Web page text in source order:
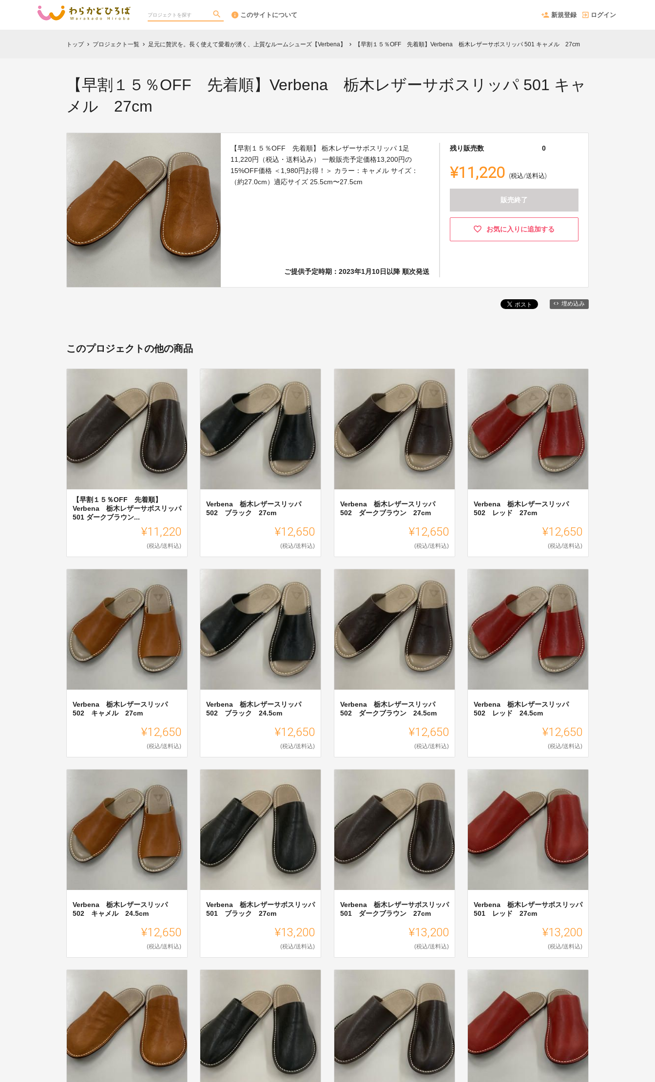
このサイトについて 新規登録 ログイン
トップ chevron_right プロジェクト一覧 chevron_right 足元に贅沢を。長く使えて愛着が湧く、上質なルームシューズ【Verbena】 chevron_right 【早割１５％OFF 先着順】Verbena 栃木レザーサボスリッパ 501 キャメル 27cm
【早割１５％OFF 先着順】Verbena 栃木レザーサボスリッパ 501 キャ
メル 27cm
【早割１５％OFF 先着順】 栃木レザーサボスリッパ 1足
11,220円（税込・送料込み） 一般販売予定価格13,200円の
15%OFF価格 ＜1,980円お得！＞ カラー：キャメル サイズ：
（約27.0cm）適応サイズ 25.5cm〜27.5cm
ご提供予定時期：2023年1月10日以降 順次発送
残り販売数 0
¥11,220 (税込/送料込)
販売終了
お気に入りに追加する
埋め込み
このプロジェクトの他の商品
【早割１５％OFF 先着順】
Verbena 栃木レザーサボスリッパ
501 ダークブラウン...
¥11,220
(税込/送料込)
Verbena 栃木レザースリッパ
502 ブラック 27cm
¥12,650
(税込/送料込)
Verbena 栃木レザースリッパ
502 ダークブラウン 27cm
¥12,650
(税込/送料込)
Verbena 栃木レザースリッパ
502 レッド 27cm
¥12,650
(税込/送料込)
Verbena 栃木レザースリッパ
502 キャメル 27cm
¥12,650
(税込/送料込)
Verbena 栃木レザースリッパ
502 ブラック 24.5cm
¥12,650
(税込/送料込)
Verbena 栃木レザースリッパ
502 ダークブラウン 24.5cm
¥12,650
(税込/送料込)
Verbena 栃木レザースリッパ
502 レッド 24.5cm
¥12,650
(税込/送料込)
Verbena 栃木レザースリッパ
502 キャメル 24.5cm
¥12,650
(税込/送料込)
Verbena 栃木レザーサボスリッパ
501 ブラック 27cm
¥13,200
(税込/送料込)
Verbena 栃木レザーサボスリッパ
501 ダークブラウン 27cm
¥13,200
(税込/送料込)
Verbena 栃木レザーサボスリッパ
501 レッド 27cm
¥13,200
(税込/送料込)